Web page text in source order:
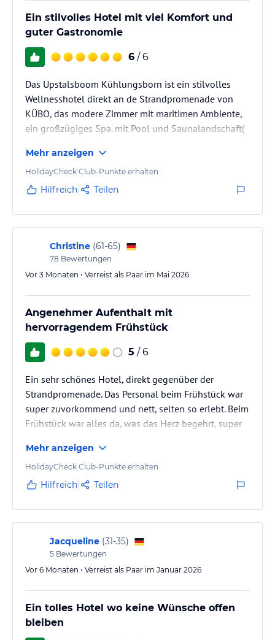
Ein stilvolles Hotel mit viel Komfort und
guter Gastronomie
6 / 6
Das Upstalsboom Kühlungsborn ist ein stilvolles
Wellnesshotel direkt an de Strandpromenade von
KÜBO, das modere Zimmer mit maritimen Ambiente,
ein großzügiges Spa. mit Pool und Saunalandschaft(
bedauert ) sowie eine ausgezeichnete Gastronomie
bietet. Die Kombination aus erstklassiger Lage nur
wenige Schritte vom Ostseestrand entfernt und
Adresse für einen erholsamen Ostseeurlaub.
Mehr anzeigen
HolidayCheck Club-Punkte erhalten
Hilfreich Teilen
Christine (61-65)
78 Bewertungen
Vor 3 Monaten • Verreist als Paar im Mai 2026
Angenehmer Aufenthalt mit
hervorragendem Frühstück
5 / 6
Ein sehr schönes Hotel, direkt gegenüber der
Strandpromenade. Das Personal beim Frühstück war
super zuvorkommend und nett, selten so erlebt. Beim
Frühstück war alles da, was das Herz begehrt, super
dies kann man käuflich erwerben, vielleicht beim
nächsten Besuch ). Es war auch angenehm leise im
Hotel, so haben wir es gern.
nicht dafür. Muss man um 21 Uhr Kinder schreiend
und trampend über den Flur rennen lassen…
Mehr anzeigen
HolidayCheck Club-Punkte erhalten
Hilfreich Teilen
Jacqueline (31-35)
5 Bewertungen
Vor 6 Monaten • Verreist als Paar im Januar 2026
Ein tolles Hotel wo keine Wünsche offen
bleiben